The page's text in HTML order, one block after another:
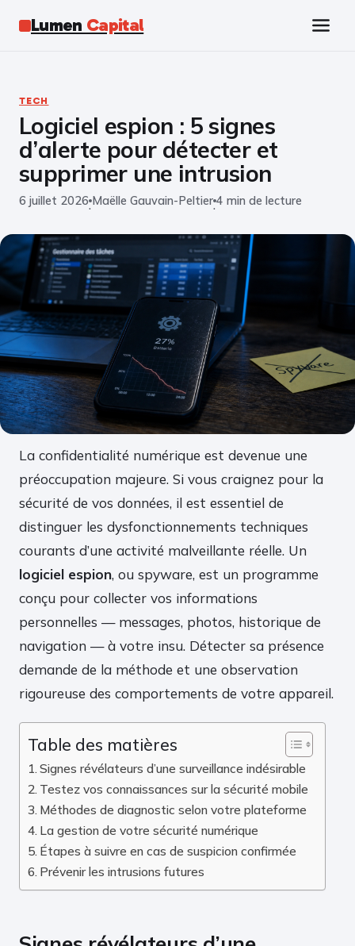
Lumen Capital
Business
Marketing
Éducation
Emploi
TECH
Logiciel espion : 5 signes
d’alerte pour détecter et
supprimer une intrusion
6 juillet 2026
·
Maëlle Gauvain-Peltier
·
4 min de lecture
La confidentialité numérique est devenue une
préoccupation majeure. Si vous craignez pour la
sécurité de vos données, il est essentiel de
distinguer les dysfonctionnements techniques
courants d’une activité malveillante réelle. Un
logiciel espion, ou spyware, est un programme
conçu pour collecter vos informations
personnelles — messages, photos, historique de
navigation — à votre insu. Détecter sa présence
demande de la méthode et une observation
rigoureuse des comportements de votre appareil.
Table des matières
Signes révélateurs d’une surveillance indésirable
Testez vos connaissances sur la sécurité mobile
Méthodes de diagnostic selon votre plateforme
La gestion de votre sécurité numérique
Étapes à suivre en cas de suspicion confirmée
Prévenir les intrusions futures